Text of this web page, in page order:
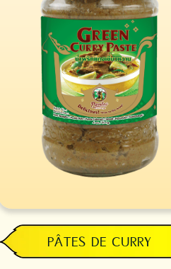
PÂTES DE CURRY